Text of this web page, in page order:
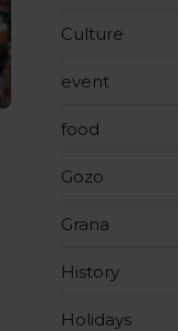
Culture
event
food
Gozo
Grana
History
Holidays